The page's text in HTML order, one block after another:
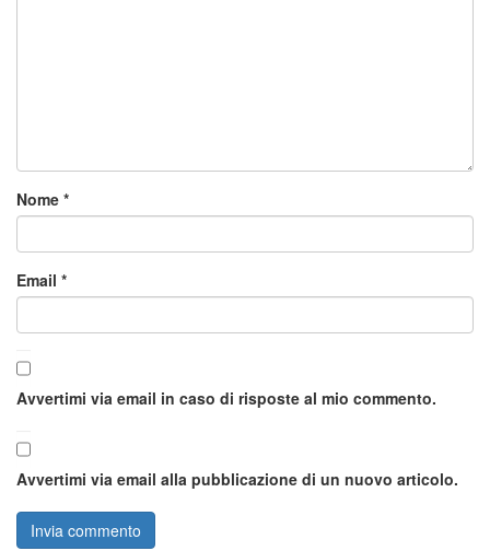
Nome *
Email *
Avvertimi via email in caso di risposte al mio commento.
Avvertimi via email alla pubblicazione di un nuovo articolo.